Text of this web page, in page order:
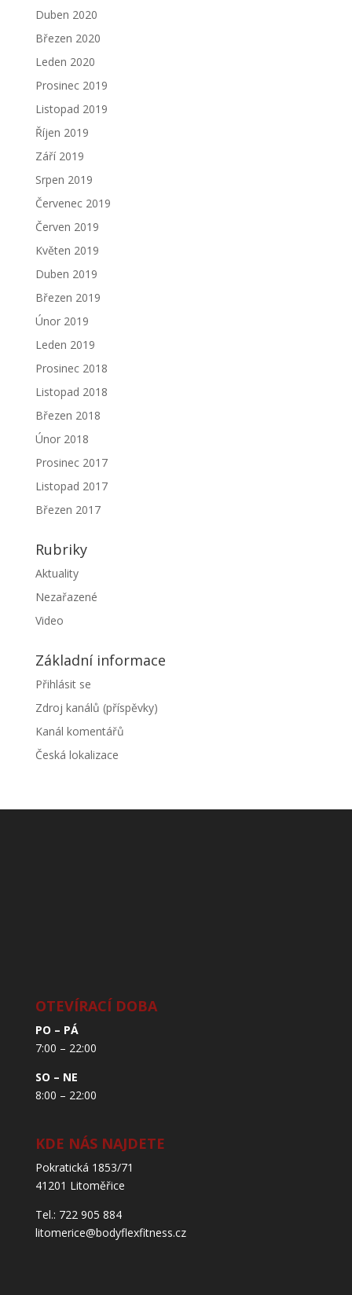
Duben 2020
Březen 2020
Leden 2020
Prosinec 2019
Listopad 2019
Říjen 2019
Září 2019
Srpen 2019
Červenec 2019
Červen 2019
Květen 2019
Duben 2019
Březen 2019
Únor 2019
Leden 2019
Prosinec 2018
Listopad 2018
Březen 2018
Únor 2018
Prosinec 2017
Listopad 2017
Březen 2017
Rubriky
Aktuality
Nezařazené
Video
Základní informace
Přihlásit se
Zdroj kanálů (příspěvky)
Kanál komentářů
Česká lokalizace
OTEVÍRACÍ DOBA
PO – PÁ
7:00 – 22:00
SO – NE
8:00 – 22:00
KDE NÁS NAJDETE
Pokratická 1853/71
41201 Litoměřice
Tel.: 722 905 884
litomerice@bodyflexfitness.cz